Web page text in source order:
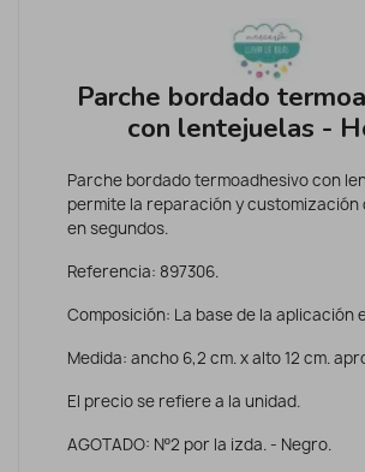
Parche bordado
con
Parche bordado termoadhesivo con
permite la reparación y customización
en segundos.
Referencia: 897306.
Composición: La base de la aplicación
Medida: ancho 6,2 cm. x alto 12 cm.
El precio se refiere a la unidad.
AGOTADO: Nº2 por la izda. - Negro.